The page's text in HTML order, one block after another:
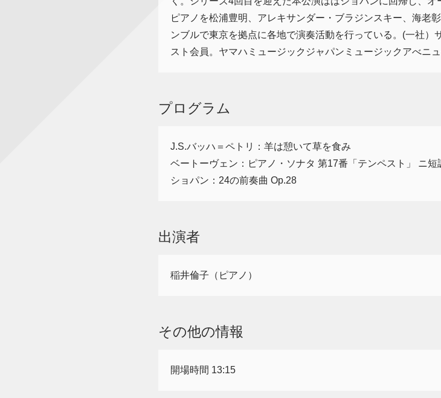
ピアノを松浦豊明、アレキサンダー・ブラジンスキー、海老
ンブルで東京を拠点に各地で演奏活動を行っている。(一社）
スト会員。ヤマハミュージックジャパンミュージックアべニ
プログラム
J.S.バッハ＝ペトリ：羊は憩いて草を食み
ベートーヴェン：ピアノ・ソナタ 第17番「テンペスト」 ニ短
ショパン：24の前奏曲 Op.28
出演者
稲井倫子（ピアノ）
その他の情報
開場時間 13:15